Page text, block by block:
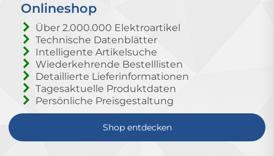
Onlineshop
Über 2.000.000 Elektroartikel
Technische Datenblätter
Intelligente Artikelsuche
Wiederkehrende Bestelllisten
Detaillierte Lieferinformationen
Tagesaktuelle Produktdaten
Persönliche Preisgestaltung
Shop entdecken